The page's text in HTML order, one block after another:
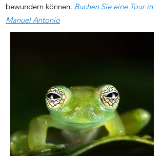
bewundern können. Buchen Sie eine Tour in
Manuel Antonio